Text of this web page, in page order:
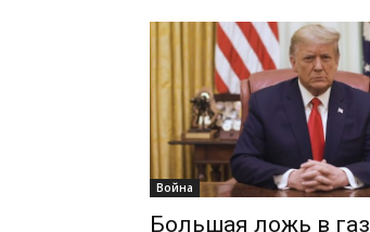
Война
Большая ложь в